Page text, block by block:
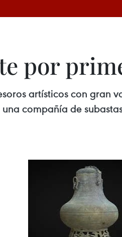
por
artísticos con gran
compañía de